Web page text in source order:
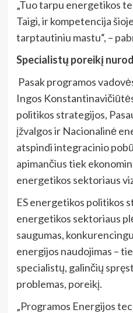
„Tuo tarpu energetikos
Taigi, ir kompetencija
tarptautiniu mastu“, –
Specialistų poreikį
Pasak programos
Ingos
politikos strategijos,
įžvalgos ir Nacionalinė
atspindi integracinio
apimančius tiek
energetikos sektoriaus
ES energetikos politikos
energetikos sektoriaus
saugumas,
energijos naudojimas –
specialistų, galinčių
problemas, poreikį.
„Programos Energijos